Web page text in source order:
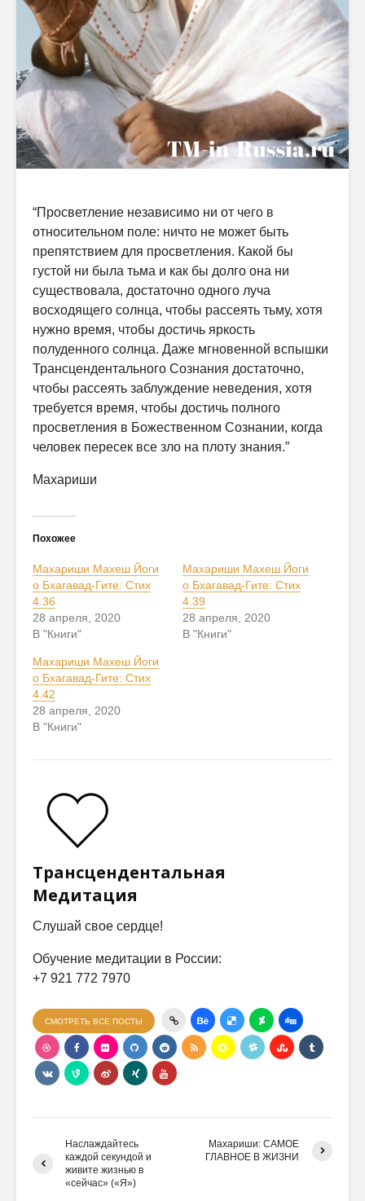
“Просветление независимо ни от чего в
относительном поле: ничто не может быть
препятствием для просветления. Какой бы
густой ни была тьма и как бы долго она ни
существовала, достаточно одного луча
восходящего солнца, чтобы рассеять тьму, хотя
нужно время, чтобы достичь яркость
полуденного солнца. Даже мгновенной вспышки
Трансцендентального Сознания достаточно,
чтобы рассеять заблуждение неведения, хотя
требуется время, чтобы достичь полного
просветления в Божественном Сознании, когда
человек пересек все зло на плоту знания.”
Махариши
Похожее
Махариши Махеш Йоги
о Бхагавад-Гите: Стих
4.36
28 апреля, 2020
В "Книги"
Махариши Махеш Йоги
о Бхагавад-Гите: Стих
4.39
28 апреля, 2020
В "Книги"
Махариши Махеш Йоги
о Бхагавад-Гите: Стих
4.42
28 апреля, 2020
В "Книги"
Трансцендентальная
Медитация
Слушай свое сердце!
Обучение медитации в России:
+7 921 772 7970
СМОТРЕТЬ ВСЕ ПОСТЫ
Наслаждайтесь
каждой секундой и
живите жизнью в
«сейчас» («Я»)
Махариши: САМОЕ
ГЛАВНОЕ В ЖИЗНИ